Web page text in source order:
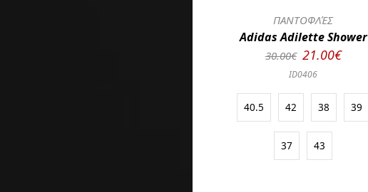
ΠΑΝΤΟΦΛΈΣ
Adidas Adilette Shower
30.00€ 21.00€
ID0406
40.5 42 38 39
37 43